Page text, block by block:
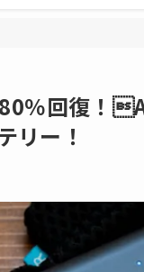
80％回復！
リー！